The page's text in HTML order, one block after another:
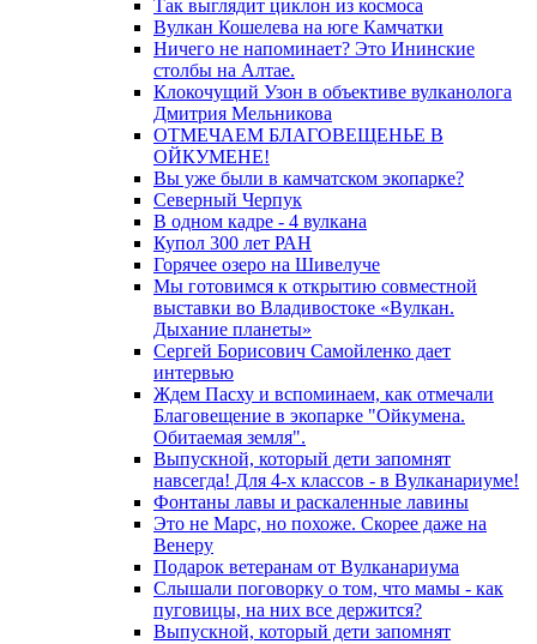
Так выглядит циклон из космоса
Вулкан Кошелева на юге Камчатки
Ничего не напоминает? Это Ининские
столбы на Алтае.
Клокочущий Узон в объективе вулканолога
Дмитрия Мельникова
ОТМЕЧАЕМ БЛАГОВЕЩЕНЬЕ В
ОЙКУМЕНЕ!
Вы уже были в камчатском экопарке?
Северный Черпук
В одном кадре - 4 вулкана
Купол 300 лет РАН
Горячее озеро на Шивелуче
Мы готовимся к открытию совместной
выставки во Владивостоке «Вулкан.
Дыхание планеты»
Сергей Борисович Самойленко дает
интервью
Ждем Пасху и вспоминаем, как отмечали
Благовещение в экопарке "Ойкумена.
Обитаемая земля".
Выпускной, который дети запомнят
навсегда! Для 4-х классов - в Вулканариуме!
Фонтаны лавы и раскаленные лавины
Это не Марс, но похоже. Скорее даже на
Венеру
Подарок ветеранам от Вулканариума
Слышали поговорку о том, что мамы - как
пуговицы, на них все держится?
Выпускной, который дети запомнят